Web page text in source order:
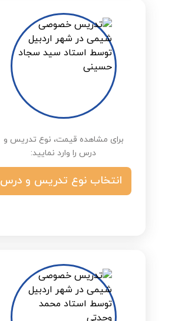
برای مشاهده قیمت، نوع تدریس و
درس را وارد نمایید:
انتخاب نوع تدریس و درس